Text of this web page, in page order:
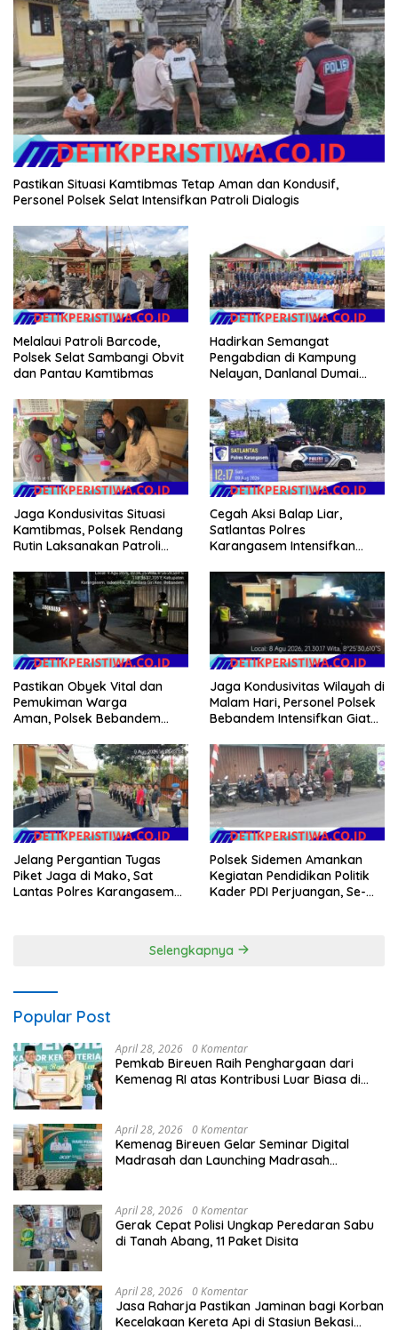
Pastikan Situasi Kamtibmas Tetap Aman dan Kondusif,
Personel Polsek Selat Intensifkan Patroli Dialogis
Melalaui Patroli Barcode,
Polsek Selat Sambangi Obvit
dan Pantau Kamtibmas
Hadirkan Semangat
Pengabdian di Kampung
Nelayan, Danlanal Dumai
Bersih Pantai
Jaga Kondusivitas Situasi
Kamtibmas, Polsek Rendang
Rutin Laksanakan Patroli
Cegah Aksi Balap Liar,
Satlantas Polres
Karangasem Intensifkan
Seraya
Pastikan Obyek Vital dan
Pemukiman Warga
Aman, Polsek Bebandem
pada Dini Hari
Jaga Kondusivitas Wilayah di
Malam Hari, Personel Polsek
Bebandem Intensifkan Giat
Jelang Pergantian Tugas
Piket Jaga di Mako, Sat
Lantas Polres Karangasem
Polsek Sidemen Amankan
Kegiatan Pendidikan Politik
Kader PDI Perjuangan, Se-
Selengkapnya
Popular Post
April 28, 2026 0 Komentar
Pemkab Bireuen Raih Penghargaan dari
Kemenag RI atas Kontribusi Luar Biasa di
April 28, 2026 0 Komentar
Kemenag Bireuen Gelar Seminar Digital
Madrasah dan Launching Madrasah
April 28, 2026 0 Komentar
Gerak Cepat Polisi Ungkap Peredaran Sabu
di Tanah Abang, 11 Paket Disita
April 28, 2026 0 Komentar
Jasa Raharja Pastikan Jaminan bagi Korban
Kecelakaan Kereta Api di Stasiun Bekasi